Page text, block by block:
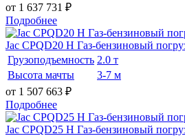
от 1 637 731 ₽
Подробнее
Jac CPQD20 H Газ-бензиновый
Грузоподъемность 2.0 т
Высота мачты
3-7 м
от 1 507 663 ₽
Подробнее
Jac CPQD25 H Газ-бензиновый